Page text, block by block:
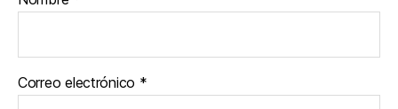
Correo electrónico *